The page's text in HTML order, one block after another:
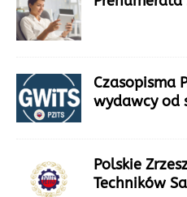
Czasopisma
wydawcy od
Polskie
Techników